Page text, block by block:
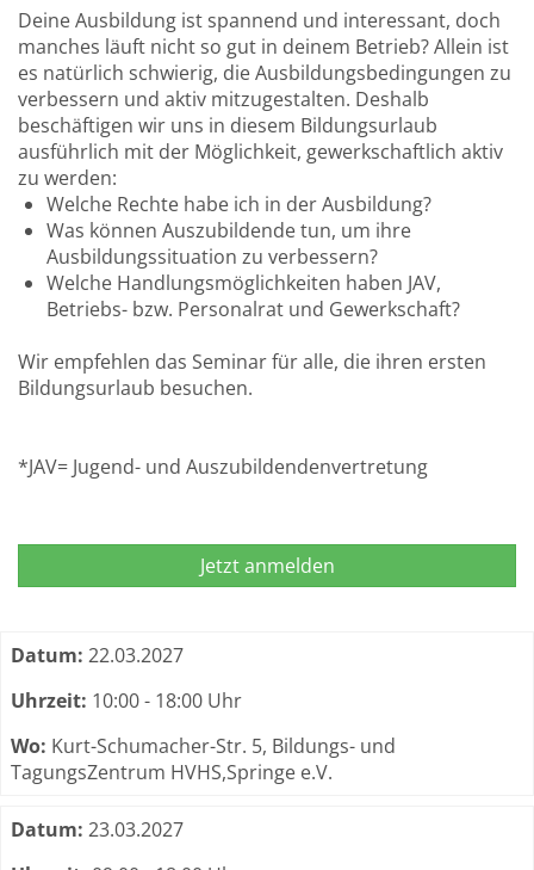
Deine Ausbildung ist spannend und interessant, doch
manches läuft nicht so gut in deinem Betrieb? Allein ist
es natürlich schwierig, die Ausbildungsbedingungen zu
verbessern und aktiv mitzugestalten. Deshalb
beschäftigen wir uns in diesem Bildungsurlaub
ausführlich mit der Möglichkeit, gewerkschaftlich aktiv
zu werden:
Welche Rechte habe ich in der Ausbildung?
Was können Auszubildende tun, um ihre
Ausbildungssituation zu verbessern?
Welche Handlungsmöglichkeiten haben JAV,
Betriebs- bzw. Personalrat und Gewerkschaft?
Wir empfehlen das Seminar für alle, die ihren ersten
Bildungsurlaub besuchen.
*JAV= Jugend- und Auszubildendenvertretung
Jetzt anmelden
Termine zum dieser Kurs
Datum: 22.03.2027
Uhrzeit: 10:00 - 18:00 Uhr
Wo: Kurt-Schumacher-Str. 5, Bildungs- und
TagungsZentrum HVHS,Springe e.V.
Datum: 23.03.2027